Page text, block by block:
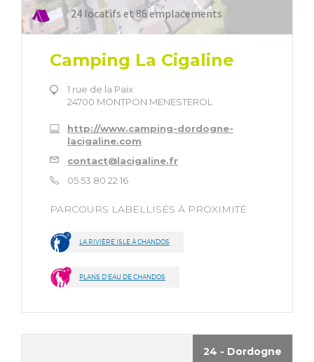
24 locatifs et 86 emplacements
Camping La Cigaline
1 rue de la Paix
24700 MONTPON MENESTEROL
http://www.camping-dordogne-
lacigaline.com
contact@lacigaline.fr
05 53 80 22 16
PARCOURS LABELLISÉS À PROXIMITÉ
LA RIVIÈRE ISLE À CHANDOS
PLANS D'EAU DE CHANDOS
24 - Dordogne